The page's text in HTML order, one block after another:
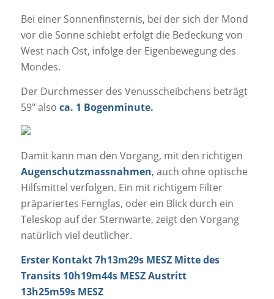
Bei einer Sonnenfinsternis, bei der sich der Mond
vor die Sonne schiebt erfolgt die Bedeckung von
West nach Ost, infolge der Eigenbewegung des
Mondes.
Der Durchmesser des Venusscheibchens beträgt
59″ also ca. 1 Bogenminute.
Damit kann man den Vorgang, mit den richtigen
Augenschutzmassnahmen, auch ohne optische
Hilfsmittel verfolgen. Ein mit richtigem Filter
präpariertes Fernglas, oder ein Blick durch ein
Teleskop auf der Sternwarte, zeigt den Vorgang
natürlich viel deutlicher.
Erster Kontakt 7h13m29s MESZ Mitte des
Transits 10h19m44s MESZ Austritt
13h25m59s MESZ